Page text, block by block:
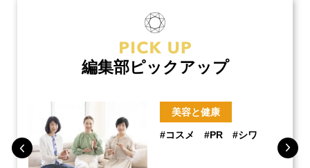
編集部ピックアップ
美容と健康
#コスメ #PR #シワ